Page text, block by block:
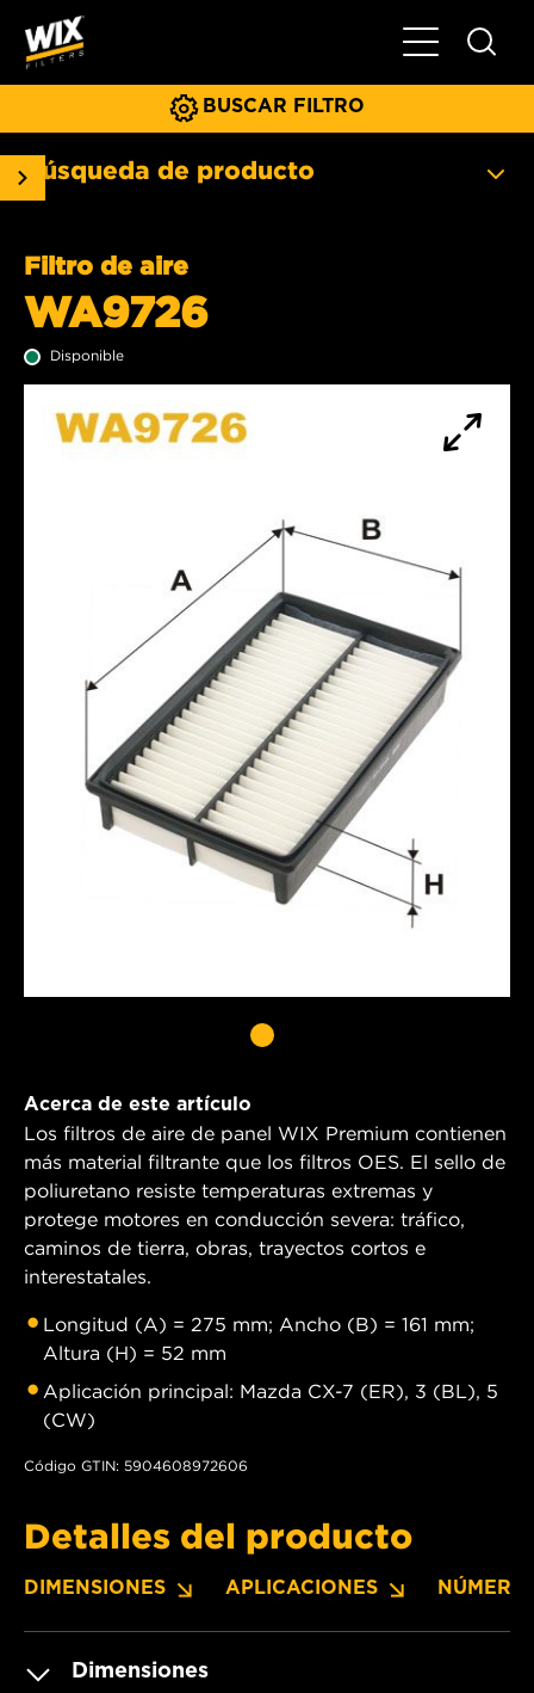
Menú
BUSCAR FILTRO
Búsqueda de producto
Filtro de aire
WA9726
Disponible
Acerca de este artículo
Los filtros de aire de panel WIX Premium contienen
más material filtrante que los filtros OES. El sello de
poliuretano resiste temperaturas extremas y
protege motores en conducción severa: tráfico,
caminos de tierra, obras, trayectos cortos e
interestatales.
Longitud (A) = 275 mm; Ancho (B) = 161 mm;
Altura (H) = 52 mm
Aplicación principal: Mazda CX-7 (ER), 3 (BL), 5
(CW)
Código GTIN: 5904608972606
Detalles del producto
DIMENSIONES APLICACIONES
Dimensiones